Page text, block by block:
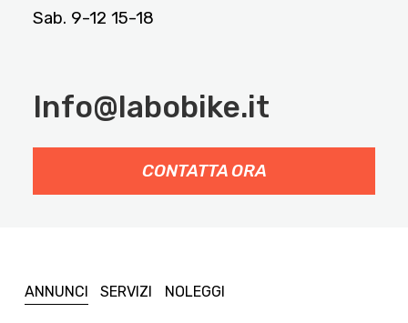
Sab. 9-12 15-18
Info@labobike.it
CONTATTA ORA
ANNUNCI SERVIZI NOLEGGI